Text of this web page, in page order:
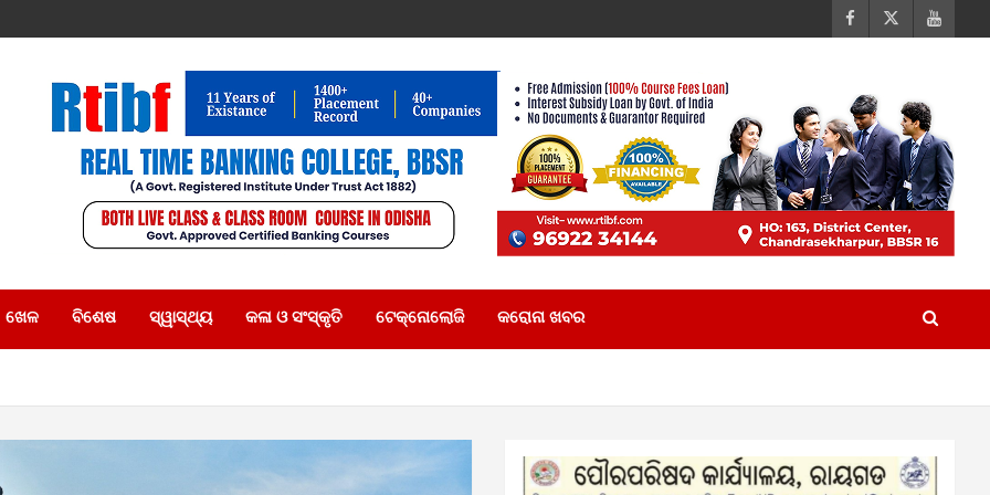
ଖେଳ ବିଶେଷ ସ୍ୱାସ୍ଥ୍ୟ କଳା ଓ ସଂସ୍କୃତି ଟେକ୍ନୋଲୋଜି କରୋନା ଖବର